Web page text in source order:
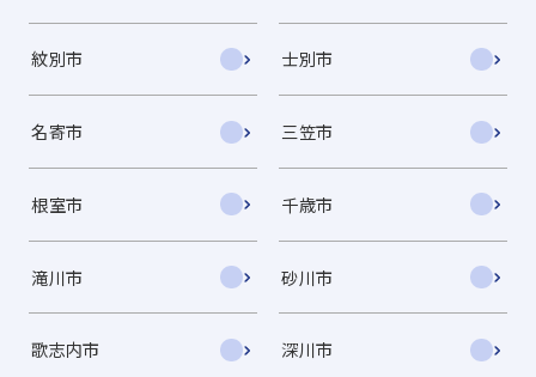
紋別市 士別市
名寄市 三笠市
根室市 千歳市
滝川市 砂川市
歌志内市 深川市